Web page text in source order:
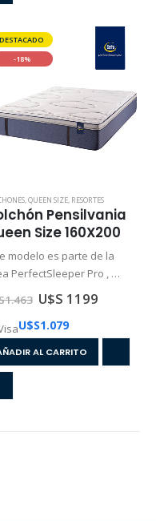
DESTACADO
-18%
,QUEEN SIZE, RESORTES
Pensilvania
Size 160X200
modelo es parte de la
PerfectSleeper Pro ,
de excelencia
sin interrupciones,
1.463 U$S 1199
U$S1.079
AL CARRITO